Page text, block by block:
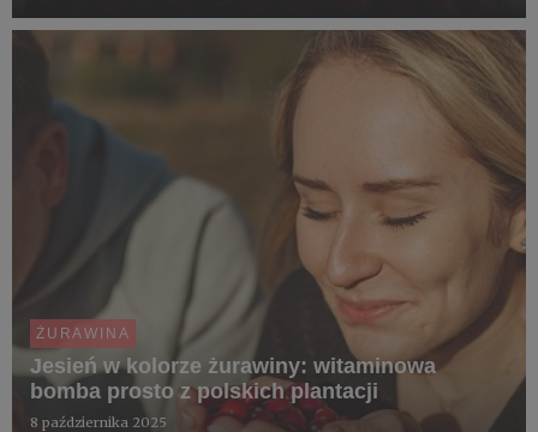
o charakterze przeciwutleniającym, które chronią nasz
organizm przed starzeniem się i rozwoj...
ŻURAWINA
Jesień w kolorze żurawiny: witaminowa
bomba prosto z polskich plantacji
8 października 2025